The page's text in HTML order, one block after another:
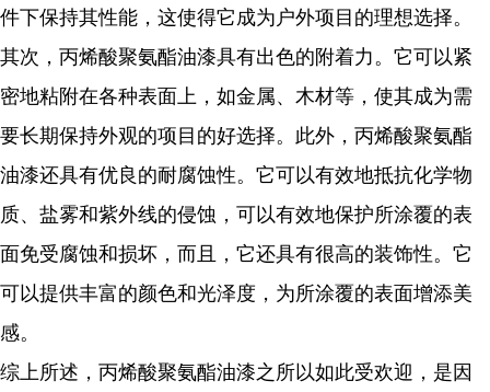
件下保持其性能，这使得它成为户外项目的理想选择。
其次，丙烯酸聚氨酯油漆具有出色的附着力。它可以紧
密地粘附在各种表面上，如金属、木材等，使其成为需
要长期保持外观的项目的好选择。 此外，丙烯酸聚氨酯
油漆还具有优良的耐腐蚀性。它可以有效地抵抗化学物
质、盐雾和紫外线的侵蚀，可以有效地保护所涂覆的表
面免受腐蚀和损坏，而且，它还具有很高的装饰性。它
可以提供丰富的颜色和光泽度，为所涂覆的表面增添美
感。
综上所述，丙烯酸聚氨酯油漆之所以如此受欢迎，是因